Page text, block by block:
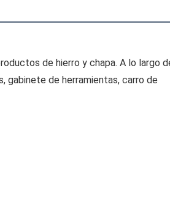
de hierro y chapa. A lo largo
gabinete de herramientas, carro de